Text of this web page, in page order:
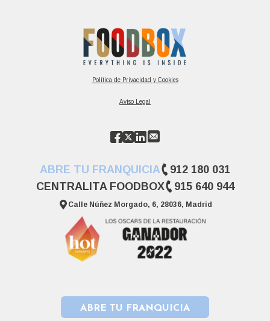
ABRE TU FRANQUICIA
912 180 031
CENTRALITA FOODBOX
915 640 944
Calle Núñez Morgado, 6, 28036, Madrid
Política de Privacidad y Cookies
Aviso Legal
ABRE TU FRANQUICIA